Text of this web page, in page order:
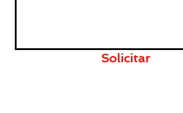
Solicitar